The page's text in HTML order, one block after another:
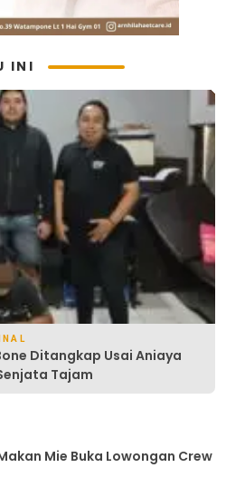
INI
Ditangkap Usai Aniaya
Tajam
Mie Buka Lowongan Crew